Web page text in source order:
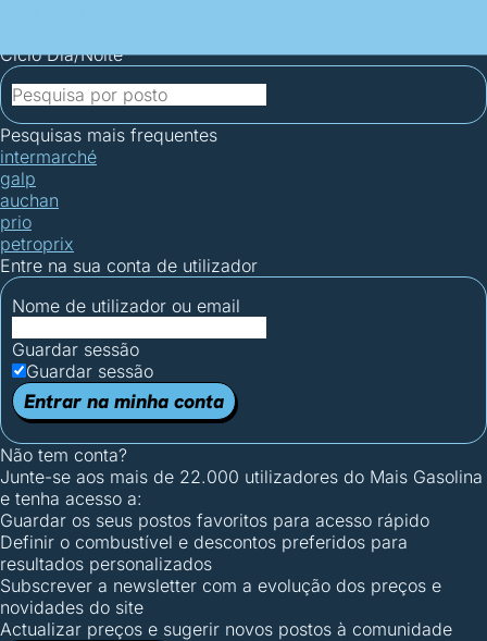
Ciclo Dia/Noite
Pesquisas mais frequentes
intermarché
galp
auchan
prio
petroprix
Entre na sua conta de utilizador
Nome de utilizador ou email
Guardar sessão
Guardar sessão
Entrar na minha conta
Não tem conta?
Junte-se aos mais de 22.000 utilizadores do Mais Gasolina
e tenha acesso a:
Guardar os seus postos favoritos para acesso rápido
Definir o combustível e descontos preferidos para
resultados personalizados
Subscrever a newsletter com a evolução dos preços e
novidades do site
Actualizar preços e sugerir novos postos à comunidade